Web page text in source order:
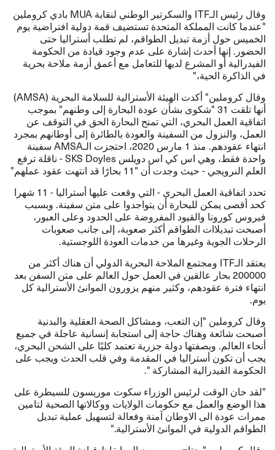
وقال رئيس الـITF والسكرتير الوطني لنقابة MUA بادي كروملين
"عندما كانت المملكة المتحدة تستضيف قمة دولية افتراضية يوم
الخميس حول أزمة تبديل الطواقم، لم تطلب أستراليا حتى
الحضور. إنها أحدث إشارة على عدم وجود قيادة من الحكومة
الفيدرالية أو المشرع لديها للتعامل مع أعمق أزمة ملاحة بحرية
في الذاكرة الحية،"
وقال كروملين" أكدت الهيئة الأسترالية للسلامة البحرية (AMSA
)
أنها تلقت 31 "شكوى بشأن عودة البحارة إلى وطنهم" بموجب
اتفاقية العمل البحري، التي تمنح البحارة الحق في التوقف عن
العمل، والنزول من السفينة والعودة بالطائرة إلى أوطانهم بمجرد
انتهاء عقودهم. منذ 1 مارس 2020، احتجزت الـ
AMSA سفينة
واحدة فقط، وهي اس كي اس دويلس SKS Doyles- ناقلة ترفع
العلم النرويجي - حيث وجدت أن "11 بحارًا قد انتهت عقود عملهم"
تحدد اتفاقية العمل البحري - التي وقعت عليها أستراليا - 11 شهرا
كحد أقصى يمكن للبحارة أن يتواجدوا على متن سفينة. وبسبب
فيروس كورونا والقيود المفروضة على الحدود وعلى العبور،
أصبحت تبديلاات الطواقم أكثر صعوبة، إلى جانب صعوبات
الرحلات الجوية وغيرها من خدمات العودة اللوجستية.
يعتقد الـITF ومجتمع الملاحة البحرية الدولي أن هناك أكثر من
200000 بحار عالقين في العمل حول العالم على متن السفن بعد
انتهاء فترة عقودهم، وكثير منهم يزورون الموانئ الأسترالية كل
يوم.
وقال كروملين "إن التعب، ومشاكل الصحة العقلية والبدنية
أصبحت شائعة وهناك حاجة إلى استجابة إنسانية عاجلة في جميع
أنحاء العالم. وبصفتها دولة جزرية تعتمد كليًا على الشحن البحري،
يجب أن تكون أستراليا في المقدمة وفي قلب الحدث ويجب على
الحكومة الفيدرالية المشاركة ".
"لقد حان الوقت لرئيس الوزراء سكوت موريسون للسيطرة على
هذا الوضع والعمل مع حكومات الولايات ووكالاتها الصحية لتامين
ممرات عودة الى الاوطان آمنة وفعالة لتسهيل عملية تبديل
الطواقم الدولية في الموانئ الأسترالية."